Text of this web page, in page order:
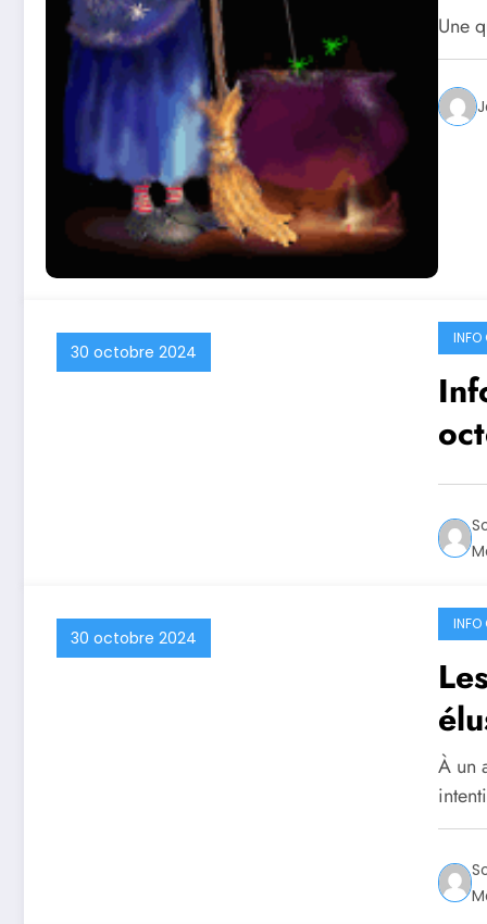
Une
30 octobre 2024
INFO
30 octobre 2024
INFO
À un